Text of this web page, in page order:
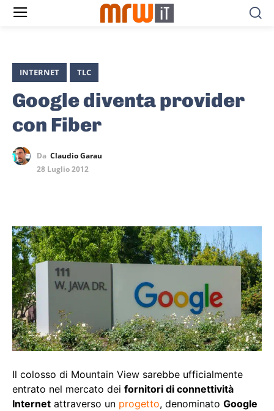
INTERNET TLC
Google diventa provider
con Fiber
Da Claudio Garau
28 Luglio 2012
Il colosso di Mountain View sarebbe ufficialmente
entrato nel mercato dei fornitori di connettività
Internet attraverso un progetto, denominato Google